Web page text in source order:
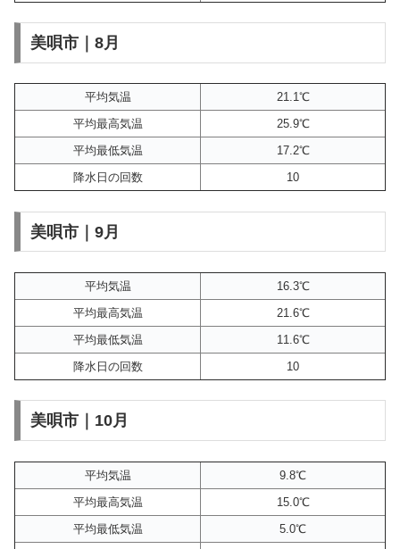
美唄市｜8月
平均気温
21.1℃
平均最高気温
25.9℃
平均最低気温
17.2℃
降水日の回数
10
美唄市｜9月
平均気温
16.3℃
平均最高気温
21.6℃
平均最低気温
11.6℃
降水日の回数
10
美唄市｜10月
平均気温
9.8℃
平均最高気温
15.0℃
平均最低気温
5.0℃